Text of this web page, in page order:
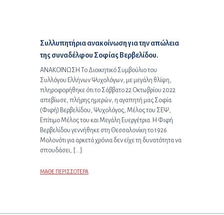
Προηγούμενο άρθρο:
Συλλυπητήρια ανακοίνωση για την απώλεια
της συναδέλφου Σοφίας Βερβελίδου.
ΑΝΑΚΟΙΝΩΣΗ Το Διοικητικό Συμβούλιο του
Συλλόγου Ελλήνων Ψυχολόγων, με μεγάλη θλίψη,
πληροφορήθηκε ότι το Σάββατο 22 Οκτωβρίου 2022
απεβίωσε, πλήρης ημερών, η αγαπητή μας Σοφία
(Φιφή) Βερβελίδου, Ψυχολόγος, Μέλος του ΣΕΨ,
Επίτιμο Μέλος του και Μεγάλη Ευεργέτρια. Η Φιφή
Βερβελίδου γεννήθηκε στη Θεσσαλονίκη το 1926.
Μολονότι για αρκετά χρόνια δεν είχε τη δυνατότητα να
σπουδάσει, […]
ΜΑΘΕ ΠΕΡΙΣΣΟΤΕΡΑ